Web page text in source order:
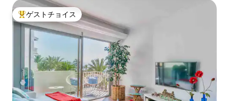
大好評のゲストチョイスです。
ゲストチョイス